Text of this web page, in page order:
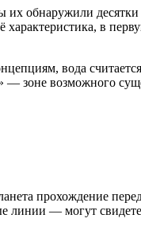
обнаружили десятки
характеристика, в
вода
зоне возможного
прохождение перед
линии — могут